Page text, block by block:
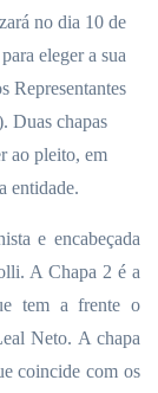
no dia 10 de
eleger a sua
Representantes
Duas chapas
ao pleito, em
entidade.
e encabeçada
A Chapa 2 é a
tem a frente o
Neto. A chapa
coincide com os